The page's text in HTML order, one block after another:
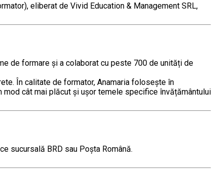
eliberat de Vivid Education & Management SRL,
de formare și a colaborat cu peste 700 de unități de
În calitate de formator, Anamaria folosește în
cât mai plăcut și ușor temele specifice învățământului
sucursală BRD sau Poșta Română.